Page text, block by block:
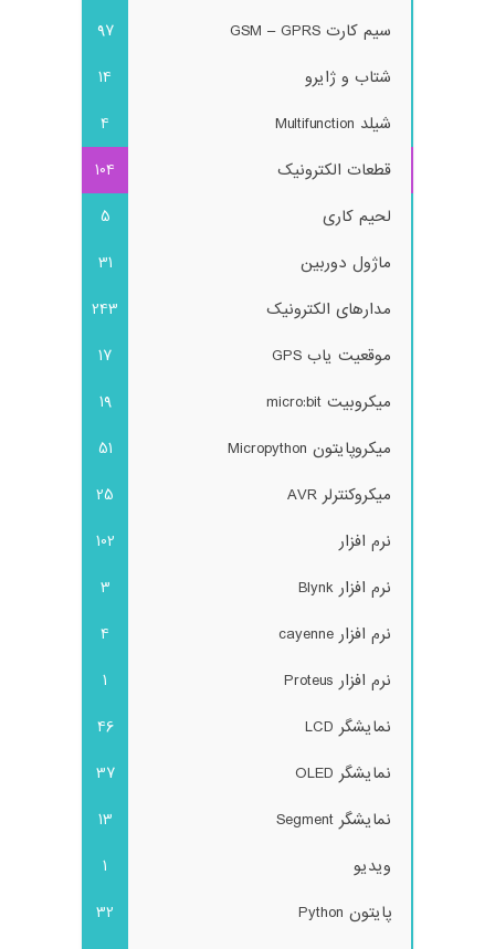
سیم کارت GSM – GPRS
97
شتاب و ژایرو
14
شیلد Multifunction
4
قطعات الکترونیک
104
لحیم کاری
5
ماژول دوربین
31
مدارهای الکترونیک
243
موقعیت یاب GPS
17
میکروبیت micro:bit
19
میکروپایتون Micropython
51
میکروکنترلر AVR
25
نرم افزار
102
نرم افزار Blynk
3
نرم افزار cayenne
4
نرم افزار Proteus
1
نمایشگر LCD
46
نمایشگر OLED
37
نمایشگر Segment
13
ویدیو
1
پایتون Python
32